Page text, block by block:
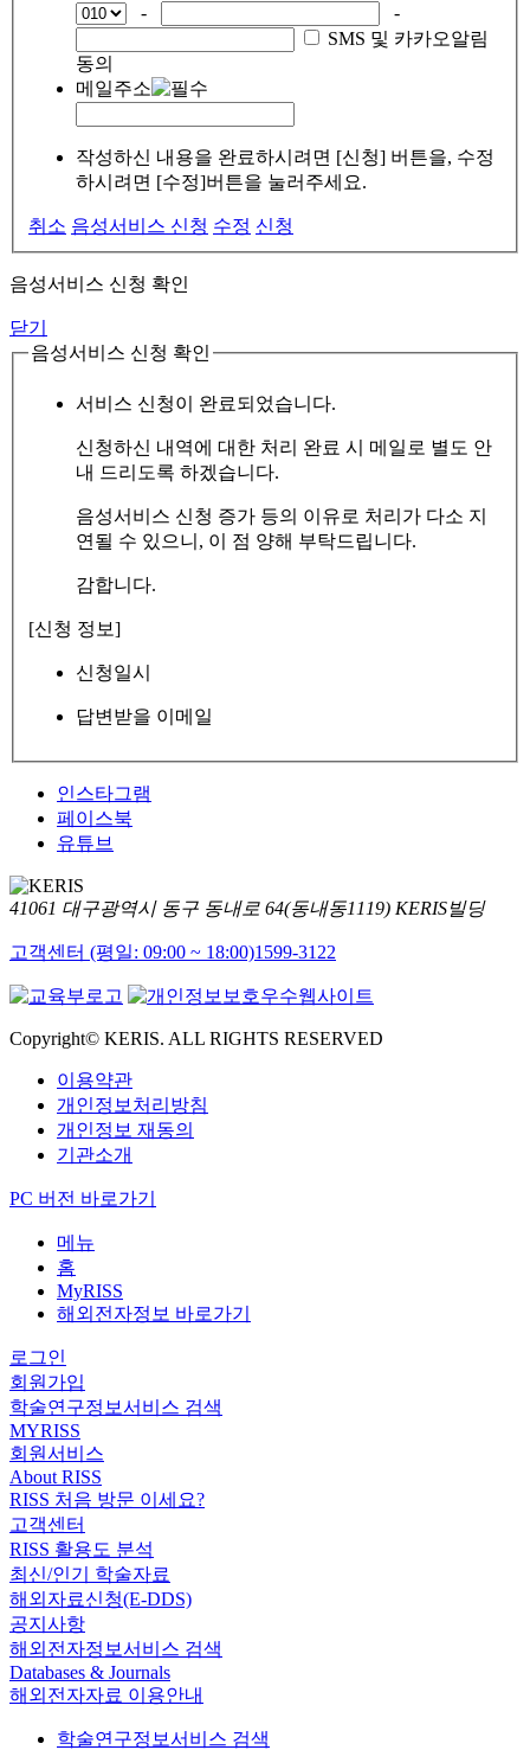
-
-
SMS 및 카카오알림
동의
메일주소
작성하신 내용을 완료하시려면 [신청] 버튼을, 수정
하시려면 [수정]버튼을 눌러주세요.
취소 음성서비스 신청 수정 신청
음성서비스 신청 확인
닫기
음성서비스 신청 확인
서비스 신청이 완료되었습니다.
신청하신 내역에 대한 처리 완료 시 메일로 별도 안
내 드리도록 하겠습니다.
음성서비스 신청 증가 등의 이유로 처리가 다소 지
연될 수 있으니, 이 점 양해 부탁드립니다.
감합니다.
[신청 정보]
신청일시
답변받을 이메일
인스타그램
페이스북
유튜브
41061 대구광역시 동구 동내로 64(동내동1119) KERIS빌딩
고객센터 (평일: 09:00 ~ 18:00)1599-3122
Copyright© KERIS. ALL RIGHTS RESERVED
이용약관
개인정보처리방침
개인정보 재동의
기관소개
PC 버전 바로가기
메뉴
홈
MyRISS
해외전자정보 바로가기
로그인
회원가입
학술연구정보서비스 검색
MYRISS
회원서비스
About RISS
RISS 처음 방문 이세요?
고객센터
RISS 활용도 분석
최신/인기 학술자료
해외자료신청(E-DDS)
공지사항
해외전자정보서비스 검색
Databases & Journals
해외전자자료 이용안내
학술연구정보서비스 검색